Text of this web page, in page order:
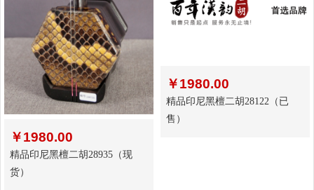
￥1980.00
精品印尼黑檀二胡28935（现
货）
￥1980.00
精品印尼黑檀二胡28122（已
售）